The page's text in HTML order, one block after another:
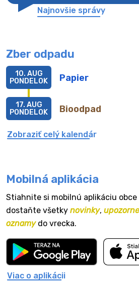
Najnovšie správy
Zber odpadu
Papier
10. AUG
PONDELOK
Bioodpad
17. AUG
PONDELOK
Zobraziť celý kalendár
Mobilná aplikácia
Stiahnite si mobilnú aplikáciu obce
dostaňte všetky novinky,
oznamydo vrecka.
Viac o aplikácii